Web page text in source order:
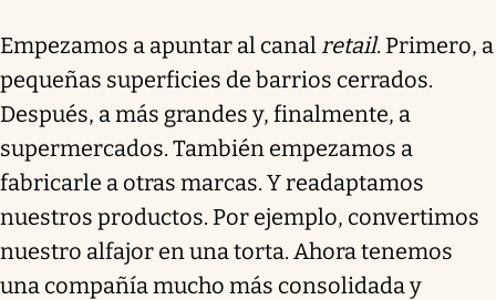
Empezamos a apuntar al canalretail. Primero, a
pequeñas superficies de barrios cerrados.
Después, a más grandes y, finalmente, a
supermercados. También empezamos a
fabricarle a otras marcas. Y readaptamos
nuestros productos. Por ejemplo, convertimos
nuestro alfajor en una torta. Ahora tenemos
una compañía mucho más consolidada y